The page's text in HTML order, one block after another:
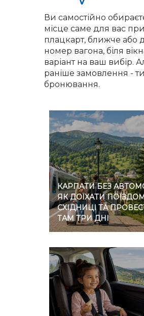
Ви самостійно
місце саме для вас
плацкарт, ближче або
номер вагона, біля
варіант на ваш вибір.
раніше замовлення -
бронювання.
КАРПАТИ БЕЗ
ЯК ДОЇХАТИ
СХІДНИЦІ ТА
ТАМ ТРИ ДНІ